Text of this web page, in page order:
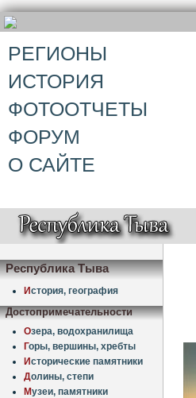
РЕГИОНЫ
ИСТОРИЯ
ФОТООТЧЕТЫ
ФОРУМ
О САЙТЕ
Республика Тыва
История, география
Достопримечательности
Озера, водохранилища
Горы, вершины, хребты
Исторические памятники
Долины, степи
Музеи, памятники